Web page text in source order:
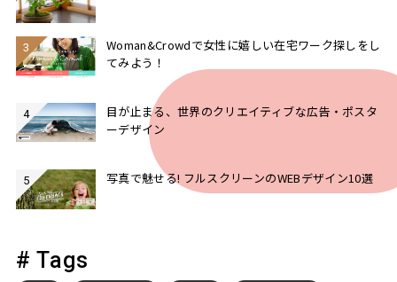
Woman&Crowdで女性に嬉しい在宅ワーク探しをし
てみよう！
目が止まる、世界のクリエイティブな広告・ポスタ
ーデザイン
写真で魅せる! フルスクリーンのWEBデザイン10選
# Tags